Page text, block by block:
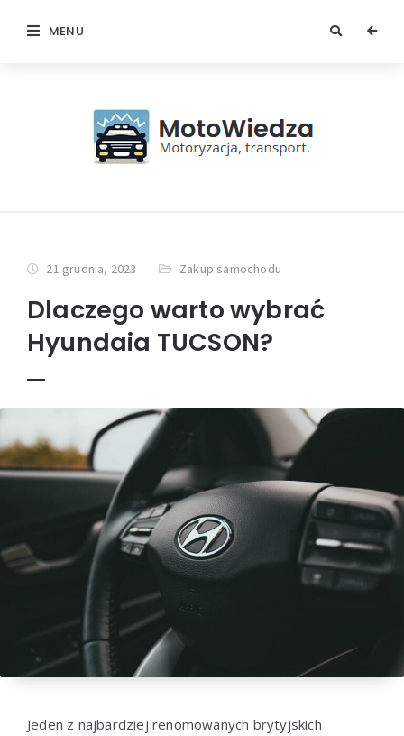
MENU
21 grudnia, 2023 Zakup samochodu
Dlaczego warto wybrać
Hyundaia TUCSON?
Jeden z najbardziej renomowanych brytyjskich